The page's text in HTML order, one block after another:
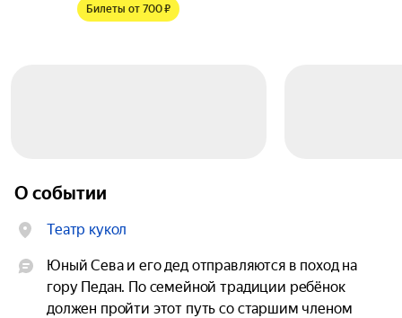
Билеты от 700 ₽
О событии
Театр кукол
Юный Сева и его дед отправляются в поход на
гору Педан. По семейной традиции ребёнок
должен пройти этот путь со старшим членом